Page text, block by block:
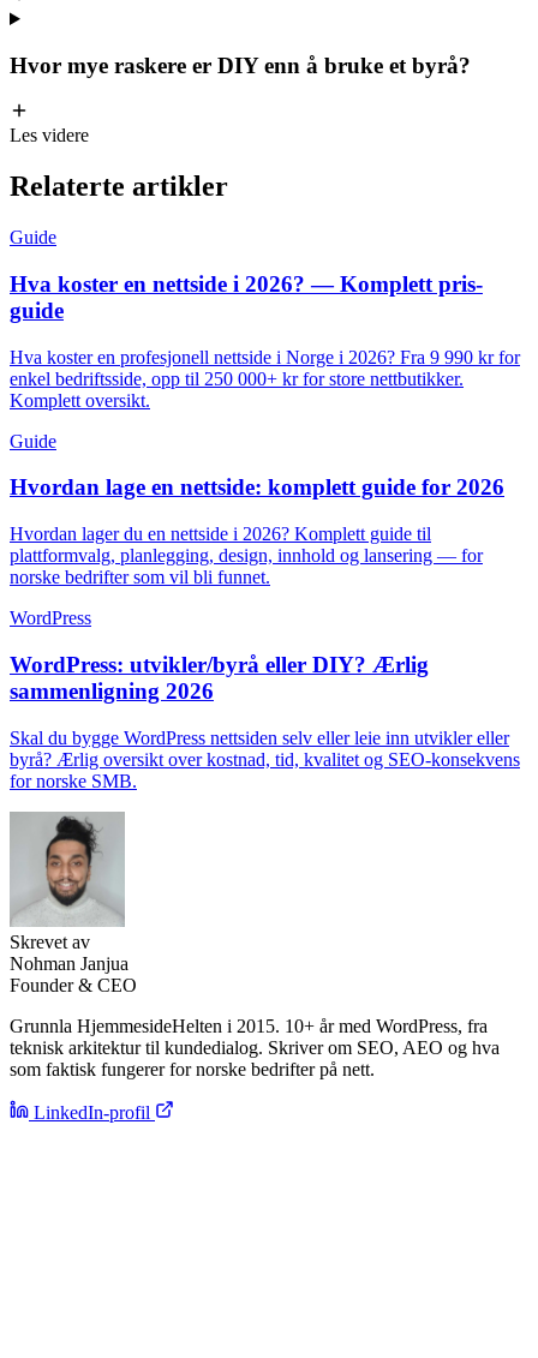
Hvor mye raskere er DIY enn å bruke et byrå?
Les videre
Relaterte artikler
Guide
Hva koster en nettside i 2026? — Komplett pris-
guide
Hva koster en profesjonell nettside i Norge i 2026? Fra 9 990 kr for
enkel bedriftsside, opp til 250 000+ kr for store nettbutikker.
Komplett oversikt.
Guide
Hvordan lage en nettside: komplett guide for 2026
Hvordan lager du en nettside i 2026? Komplett guide til
plattformvalg, planlegging, design, innhold og lansering — for
norske bedrifter som vil bli funnet.
WordPress
WordPress: utvikler/byrå eller DIY? Ærlig
sammenligning 2026
Skal du bygge WordPress nettsiden selv eller leie inn utvikler eller
byrå? Ærlig oversikt over kostnad, tid, kvalitet og SEO-konsekvens
for norske SMB.
Skrevet av
Nohman Janjua
Founder & CEO
Grunnla HjemmesideHelten i 2015. 10+ år med WordPress, fra
teknisk arkitektur til kundedialog. Skriver om SEO, AEO og hva
som faktisk fungerer for norske bedrifter på nett.
LinkedIn-profil